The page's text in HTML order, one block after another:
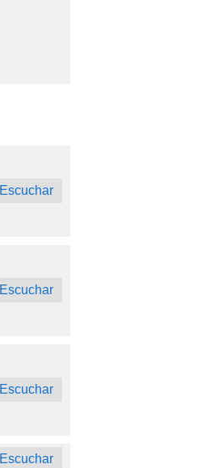
Escuchar
Escuchar
Escuchar
Escuchar